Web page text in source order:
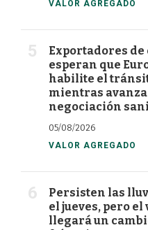
VALOR AGREGADO
Exportadores de
esperan que
habilite el
mientras
negociación
05/08/2026
VALOR AGREGADO
Persisten las
el jueves, pero
llegará un